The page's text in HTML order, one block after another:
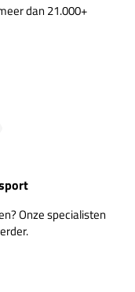
dan 21.000+
Onze specialisten